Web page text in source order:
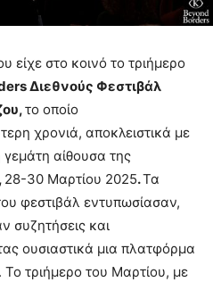
στο κοινό το τριήμερο
Διεθνούς Φεστιβάλ
το οποίο
χρονιά, αποκλειστικά με
γεμάτη αίθουσα της
28-30 Μαρτίου 2025.Τα
φεστιβάλ εντυπωσίασαν,
συζητήσεις και
ουσιαστικά μια πλατφόρμα
Το τριήμερο του Μαρτίου, με